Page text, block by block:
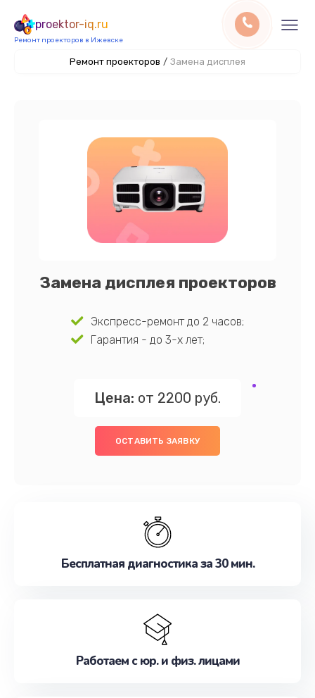
proektor-iq.ru
Ремонт проекторов в Ижевске
Ремонт проекторов / Замена дисплея
Замена дисплея проекторов
Экспресс-ремонт до 2 часов;
Гарантия - до 3-х лет;
Цена: от 2200 руб.
ОСТАВИТЬ ЗАЯВКУ
Бесплатная диагностика за 30 мин.
Работаем с юр. и физ. лицами